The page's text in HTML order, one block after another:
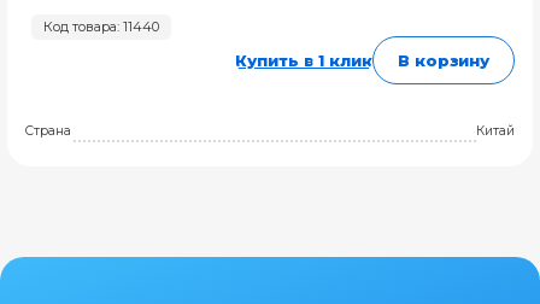
Код товара: 11440
Купить в 1 клик В корзину
Страна Китай